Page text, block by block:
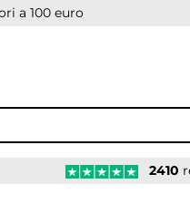
a 100 euro
2410